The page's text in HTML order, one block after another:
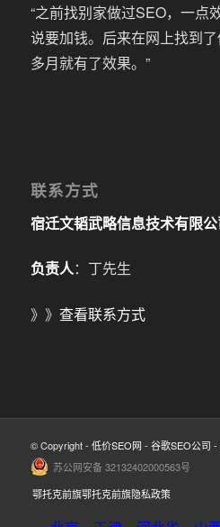
“之前找别家做过SEO，一点
说要加钱。后来在网上找到
多月就有了效果。”
联系方式
宿迁文韬武略信息技术有限
负责人：丁先生
》》 查看联系方式
© Copyright - 低价SEO网 - 谷歌SEO公司 -
苏公网安备 32132402000563号
鄂托克前旗鄂托克前旗隐私政策